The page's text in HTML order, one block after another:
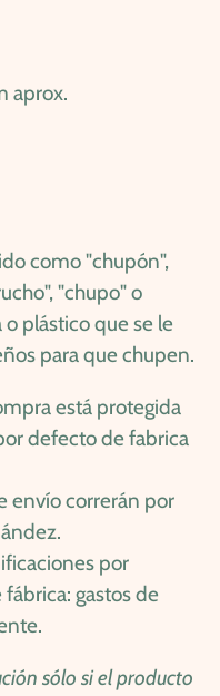
aprox.
como "chupón",
"chupo" o
plástico que se le
para que chupen.
está protegida
defecto de fabrica
envío correrán por
por
gastos de
sólo si el producto